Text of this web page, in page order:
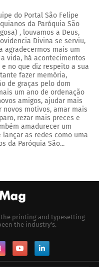
do Portal São Felipe
da Paróquia São
, louvamos a Deus,
Divina se serviu,
agradecermos mais um
vida, há acontecimentos
no que diz respeito a sua
fazer memória,
de graças pelo dom
um ano de ordenação
amigos, ajudar mais
novos motivos, amar mais
rezar mais preces e
amadurecer um
as redes como uma
da Paróquia São...
the printing and typesetting
the industry's.